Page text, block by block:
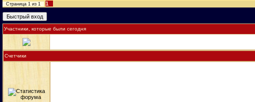
Страница 1 из 1
1
Участники, которые были сегодня
Счетчики